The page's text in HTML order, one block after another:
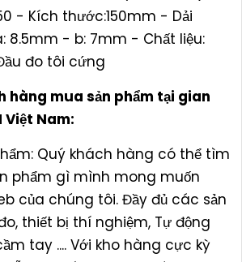
- Kích thước:150mm - Dải
8.5mm - b: 7mm - Chất liệu:
đo tôi cứng
hàng mua sản phẩm tại gian
Việt Nam:
Quý khách hàng có thể tìm
phẩm gì mình mong muốn
của chúng tôi. Đầy đủ các sản
thiết bị thí nghiệm, Tự động
tay .... Với kho hàng cực kỳ